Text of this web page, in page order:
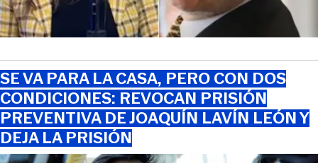
SE VA PARA LA CASA, PERO CON DOS
CONDICIONES: REVOCAN PRISIÓN
PREVENTIVA DE JOAQUÍN LAVÍN LEÓN Y
DEJA LA PRISIÓN